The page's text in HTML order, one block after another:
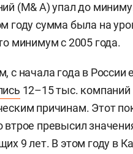
(M& A) упал до
году сумма была на
минимум с 2005 года.
с начала года в России
12–15 тыс. компаний
причинам. Этот
втрое превысил
9 лет. В этом году в